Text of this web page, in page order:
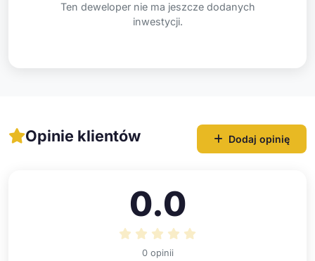
Ten deweloper nie ma jeszcze dodanych
inwestycji.
Opinie klientów Dodaj opinię
0.0
0 opinii